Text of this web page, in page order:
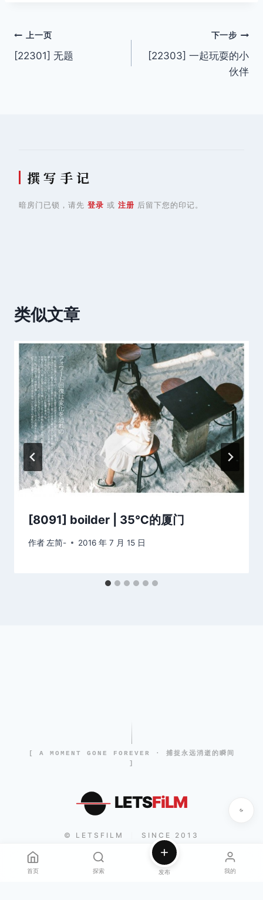
文
章
上一页
[22301] 无题
下一步
[22303] 一起玩耍的小
伙伴
撰 写 手 记
暗房门已锁，请先 登录 或 注册 后留下您的印记。
类似文章
[8091] boilder | 35℃的厦门
作者 左简- 2016 年 7 月 15 日
[ A MOMENT GONE FOREVER · 捕捉永远消逝的瞬间
]
LETSFiLM
© LETSFILM SINCE 2013
首页 探索 发布 我的